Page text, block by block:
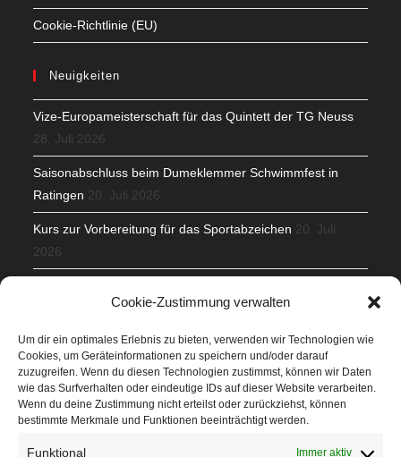
Cookie-Zustimmung verwalten
Um dir ein optimales Erlebnis zu bieten, verwenden wir Technologien wie
Cookies, um Geräteinformationen zu speichern und/oder darauf
zuzugreifen. Wenn du diesen Technologien zustimmst, können wir Daten
wie das Surfverhalten oder eindeutige IDs auf dieser Website verarbeiten.
Wenn du deine Zustimmung nicht erteilst oder zurückziehst, können
bestimmte Merkmale und Funktionen beeinträchtigt werden.
Funktional Immer aktiv
Cookie-Richtlinie (EU)
Neuigkeiten
Vize-Europameisterschaft für das Quintett der TG Neuss
28. Juli 2026
Saisonabschluss beim Dumeklemmer Schwimmfest in
Ratingen 20. Juli 2026
Kurs zur Vorbereitung für das Sportabzeichen 20. Juli
2026
Veranstaltungen
Höffner Run
Schnuppertag